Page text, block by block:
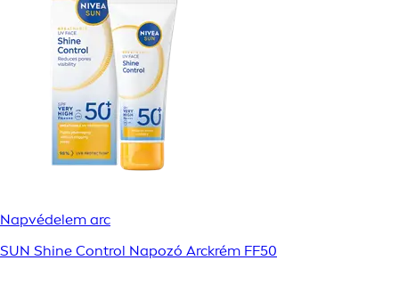
Napvédelem arc
SUN Shine Control Napozó Arckrém FF50